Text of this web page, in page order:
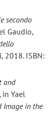
secondo
Gaudio,
2018. ISBN:
and
in Yael
Image in the